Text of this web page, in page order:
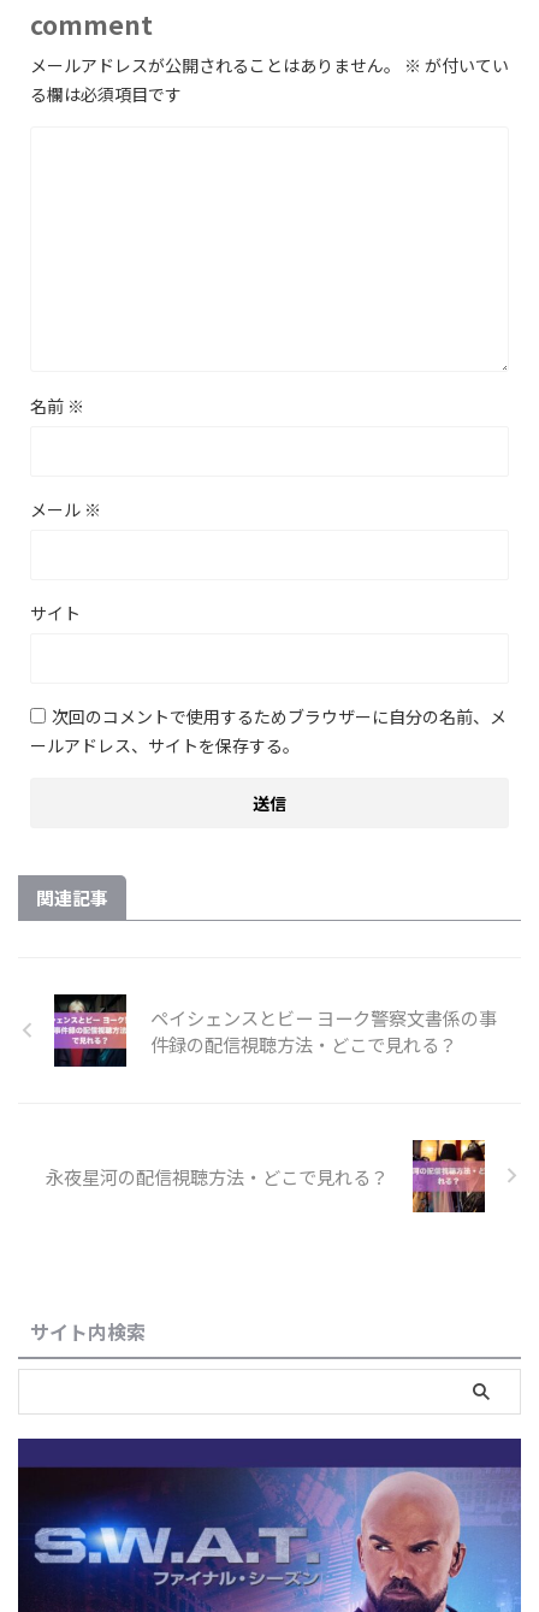
comment
メールアドレスが公開されることはありません。 ※ が付いてい
る欄は必須項目です
名前 ※
メール ※
サイト
次回のコメントで使用するためブラウザーに自分の名前、メ
ールアドレス、サイトを保存する。
関連記事
ペイシェンスとビー ヨーク警察文書係の事
件録の配信視聴方法・どこで見れる？
永夜星河の配信視聴方法・どこで見れる？
サイト内検索